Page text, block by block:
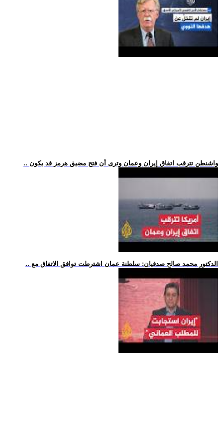
.. واشنطن تترقب اتفاق إيران وعمان وترى أن فتح مضيق هرمز قد يكون
.. الدكتور محمد صالح صدقيان: سلطنة عمان اشترطت توافق الاتفاق مع